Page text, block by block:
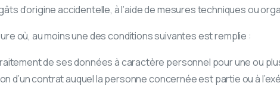
d’origine accidentelle, à l’aide de mesures techniques ou
où, au moins une des conditions suivantes est remplie :
de ses données à caractère personnel pour une ou
d’un contrat auquel la personne concernée est partie ou à